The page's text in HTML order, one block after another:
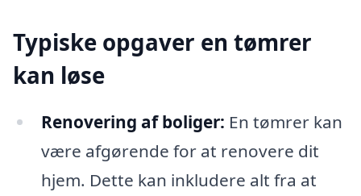
Typiske opgaver en tømrer
kan løse
Renovering af boliger: En tømrer kan
være afgørende for at renovere dit
hjem. Dette kan inkludere alt fra at